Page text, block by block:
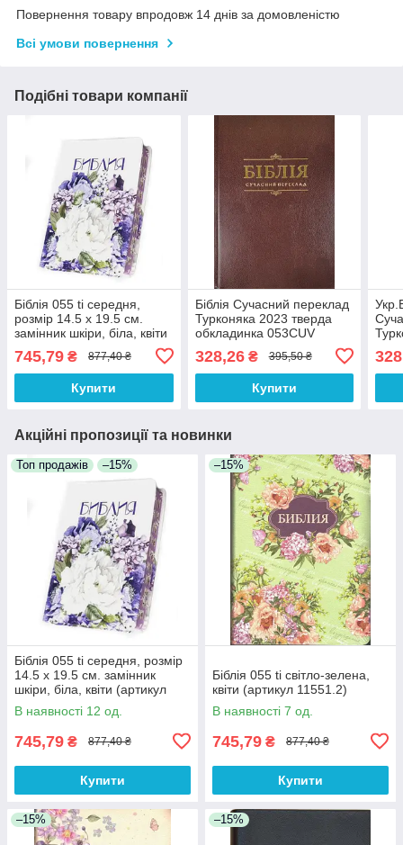
Повернення товару впродовж 14 днів за домовленістю
Всі умови повернення
Подібні товари компанії
Біблія 055 ti середня,
розмір 14.5 х 19.5 см.
замінник шкіри, біла, квіти
російською мовою
745,79 ₴ 877,40 ₴
Купити
Біблія Сучасний переклад
Турконяка 2023 тверда
обкладинка 053CUV
Коричнева (арт. 1055331)
328,26₴ 395,50 ₴
Купити
Акційні пропозиції та новинки
Топ продажів –15%
Біблія 055 ti середня, розмір
14.5 х 19.5 см. замінник
шкіри, біла, квіти (артикул
11551.1) російською мовою
В наявності 12 од.
745,79 ₴ 877,40 ₴
Купити
–15%
Біблія 055 ti світло-зелена,
квіти (артикул 11551.2)
В наявності 7 од.
745,79 ₴ 877,40 ₴
Купити
–15% –15%